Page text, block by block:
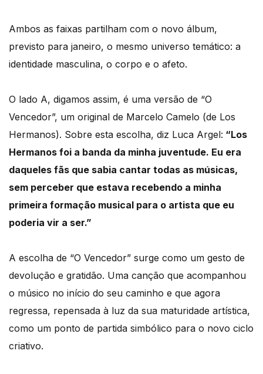
Ambos as faixas partilham com o novo álbum,
previsto para janeiro, o mesmo universo temático: a
identidade masculina, o corpo e o afeto.
O lado A, digamos assim, é uma versão de “O
Vencedor”, um original de Marcelo Camelo (de Los
Hermanos). Sobre esta escolha, diz Luca Argel: “Los
Hermanos foi a banda da minha juventude. Eu era
daqueles fãs que sabia cantar todas as músicas,
sem perceber que estava recebendo a minha
primeira formação musical para o artista que eu
poderia vir a ser.”
A escolha de “O Vencedor” surge como um gesto de
devolução e gratidão. Uma canção que acompanhou
o músico no início do seu caminho e que agora
regressa, repensada à luz da sua maturidade artística,
como um ponto de partida simbólico para o novo ciclo
criativo.